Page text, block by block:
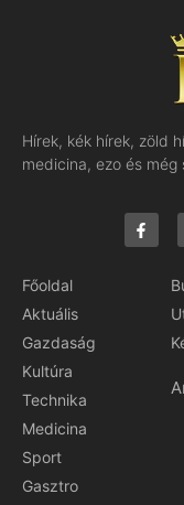
Hírek, kék hírek, zöld
medicina, ezo és
Főoldal
Aktuális
Gazdaság
Kultúra
Technika
Medicina
Sport
Gasztro